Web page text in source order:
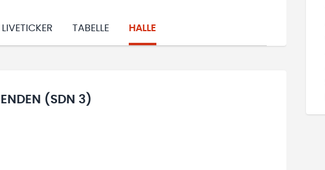
LIVETICKER TABELLE HALLE
(SDN 3)